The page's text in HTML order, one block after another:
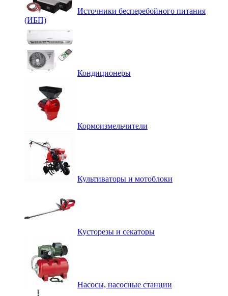
Источники бесперебойного питания
(ИБП)
Кондиционеры
Кормоизмельчители
Культиваторы и мотоблоки
Кусторезы и секаторы
Насосы, насосные станции